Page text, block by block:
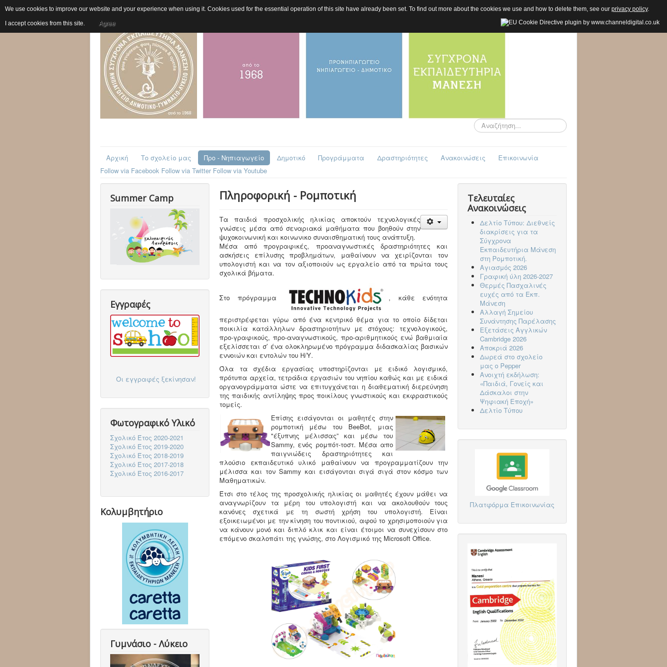
Αναζήτηση...
Αρχική Το σχολείο μας Προ - Νηπιαγωγείο Δημοτικό Προγράμματα Δραστηριότητες Ανακοινώσεις
Επικοινωνία
Follow via Facebook Follow via Twitter Follow via Youtube
Summer Camp
Εγγραφές
Οι εγγραφές ξεκίνησαν!
Φωτογραφικό Υλικό
Σχολικό Έτος 2020-2021
Σχολικό Έτος 2019-2020
Σχολικό Έτος 2018-2019
Σχολικό Έτος 2017-2018
Σχολικό Έτος 2016-2017
Κολυμβητήριο
Γυμνάσιο - Λύκειο
Πληροφορική - Ρομποτική
Tα παιδιά προσχολικής ηλικίας αποκτούν τεχνολογικές
γνώσεις μέσα από σεναριακά μαθήματα που βοηθούν στην
ψυχοκοινωνική και κοινωνικο συναισθηματική τους ανάπτυξη.
Μέσα από προγραφικές, προαναγνωστικές δραστηριότητες και
ασκήσεις επίλυσης προβλημάτων, μαθαίνουν να χειρίζονται τον
υπολογιστή και να τον αξιοποιούν ως εργαλείο από τα πρώτα τους
σχολικά βήματα.
Στο πρόγραμμα , κάθε ενότητα
περιστρέφεται γύρω από ένα κεντρικό θέμα για το οποίο δίδεται
ποικιλία κατάλληλων δραστηριοτήτων με στόχους: τεχνολογικούς,
προ-γραφικούς, προ-αναγνωστικούς, προ-αριθμητικούς ενώ βαθμιαία
εξελίσσεται σ’ ένα ολοκληρωμένο πρόγραμμα διδασκαλίας βασικών
εννοιών και εντολών του Η/Υ.
Όλα τα σχέδια εργασίας υποστηρίζονται με ειδικό λογισμικό,
πρότυπα αρχεία, τετράδια εργασιών του νηπίου καθώς και με ειδικά
οργανογράμματα ώστε να επιτυγχάνεται η διαθεματική διερεύνηση
της παιδικής αντίληψης προς ποικίλους γνωστικούς και εκφραστικούς
τομείς.
Επίσης εισάγονται οι μαθητές στην
ρομποτική μέσω του ΒeeBot, μιας
"έξυπνης μέλισσας” και μέσω του
Sammy, ενός ρομπότ-τοστ. Μέσα απο
παιγνιώδεις δραστηριότητες και
πλούσιο εκπαιδευτικό υλικό μαθαίνουν να προγραμματίζουν την
μέλισσα και τον Sammy και εισάγονται σιγά σιγά στον κόσμο των
Μαθηματικών.
Έτσι στο τέλος της προσχολικής ηλικίας οι μαθητές έχουν μάθει να
αναγνωρίζουν τα μέρη του υπολογιστή και να ακολουθούν τους
κανόνες σχετικά με τη σωστή χρήση του υπολογιστή. Είναι
εξοικειωμένοι με την κίνηση του ποντικιού, αφού το χρησιμοποιούν για
να κάνουν μονό και διπλό κλικ και είναι έτοιμοι να συνεχίσουν στο
επόμενο σκαλοπάτι της γνώσης, στο Λογισμικό της Microsoft Office.
Τελευταίες
Ανακοινώσεις
Δελτίο Τύπου: Διεθνείς
διακρίσεις για τα
Σύγχρονα
Εκπαιδευτήρια Μάνεση
στη Ρομποτική.
Αγιασμός 2026
Γραφική ύλη 2026-2027
Θερμές Πασχαλινές
ευχές από τα Εκπ.
Μάνεση
Αλλαγή Σημείου
Συνάντησης Παρέλασης
Εξετάσεις Αγγλικών
Cambridge 2026
Aποκριά 2026
Δωρεά στο σχολείο
μας ο Pepper
Ανοιχτή εκδήλωση:
«Παιδιά, Γονείς και
Δάσκαλοι στην
Ψηφιακή Εποχή»
Δελτίο Τύπου
Πλατφόρμα Επικοινωνίας
We use cookies to improve our website and your experience when using it. Cookies used for the essential operation of this site have already been set. To find out more about the cookies we use and how to delete them, see our privacy policy.
I accept cookies from this site. Agree